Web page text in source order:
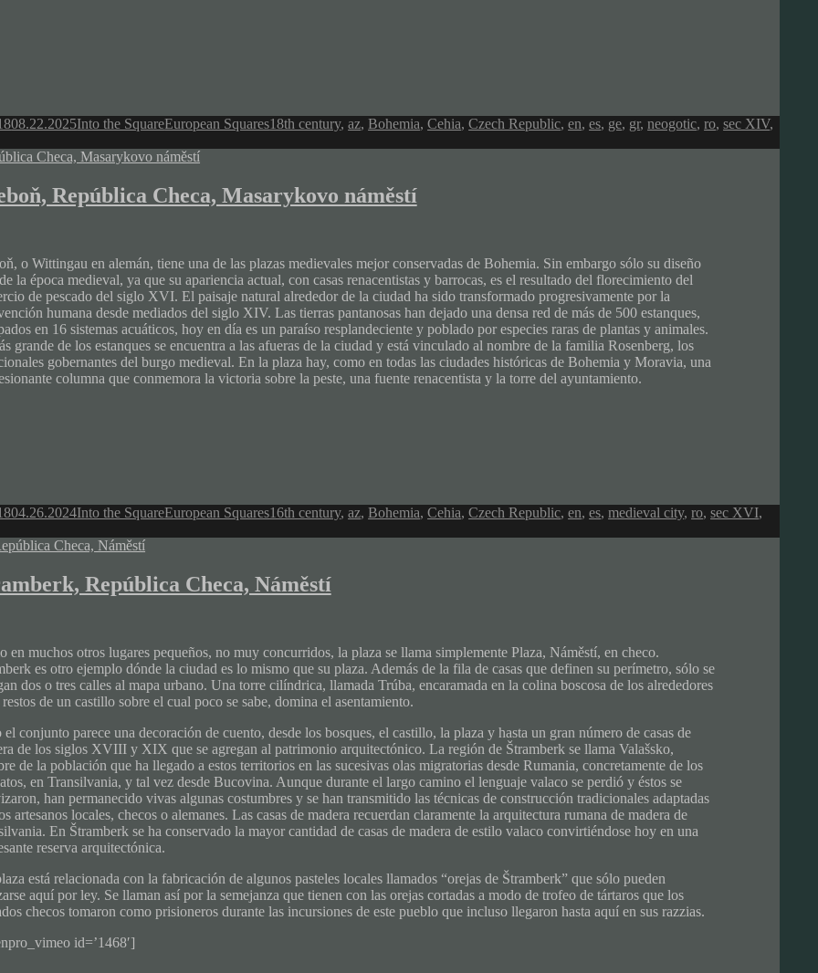
08.22.2025Author
Into the SquareCategories
European SquaresTags
18th century,az,Bohemia,Cehia,Czech Republic,en,es, ge, gr,neogotic,ro,sec XIV,
República Checa, Masarykovo náměstí
o Wittingau en alemán, tiene una de las plazas medievales mejor conservadas de Bohemia. Sin embargo sólo su diseño
la época medieval, ya que su apariencia actual, con casas renacentistas y barrocas, es el resultado del florecimiento del
de pescado del siglo XVI. El paisaje natural alrededor de la ciudad ha sido transformado progresivamente por la
humana desde mediados del siglo XIV. Las tierras pantanosas han dejado una densa red de más de 500 estanques,
en 16 sistemas acuáticos, hoy en día es un paraíso resplandeciente y poblado por especies raras de plantas y animales.
grande de los estanques se encuentra a las afueras de la ciudad y está vinculado al nombre de la familia Rosenberg, los
gobernantes del burgo medieval. En la plaza hay, como en todas las ciudades históricas de Bohemia y Moravia, una
columna que conmemora la victoria sobre la peste, una fuente renacentista y la torre del ayuntamiento.
04.26.2024Author
Into the SquareCategories
European SquaresTags
16th century,az,Bohemia,Cehia,Czech Republic,en,es,medieval city,ro,sec XVI,
República Checa, Náměstí
en muchos otros lugares pequeños, no muy concurridos, la plaza se llama simplemente Plaza, Náměstí, en checo.
es otro ejemplo dónde la ciudad es lo mismo que su plaza. Además de la fila de casas que definen su perímetro, sólo se
dos o tres calles al mapa urbano. Una torre cilíndrica, llamada Trúba, encaramada en la colina boscosa de los alrededores
de un castillo sobre el cual poco se sabe, domina el asentamiento.
el conjunto parece una decoración de cuento, desde los bosques, el castillo, la plaza y hasta un gran número de casas de
de los siglos XVIII y XIX que se agregan al patrimonio arquitectónico. La región de Štramberk se llama Valašsko,
de la población que ha llegado a estos territorios en las sucesivas olas migratorias desde Rumania, concretamente de los
en Transilvania, y tal vez desde Bucovina. Aunque durante el largo camino el lenguaje valaco se perdió y éstos se
han permanecido vivas algunas costumbres y se han transmitido las técnicas de construcción tradicionales adaptadas
artesanos locales, checos o alemanes. Las casas de madera recuerdan claramente la arquitectura rumana de madera de
En Štramberk se ha conservado la mayor cantidad de casas de madera de estilo valaco convirtiéndose hoy en una
reserva arquitectónica.
está relacionada con la fabricación de algunos pasteles locales llamados “orejas de Štramberk” que sólo pueden
aquí por ley. Se llaman así por la semejanza que tienen con las orejas cortadas a modo de trofeo de tártaros que los
checos tomaron como prisioneros durante las incursiones de este pueblo que incluso llegaron hasta aquí en sus razzias.
id=’1468′]